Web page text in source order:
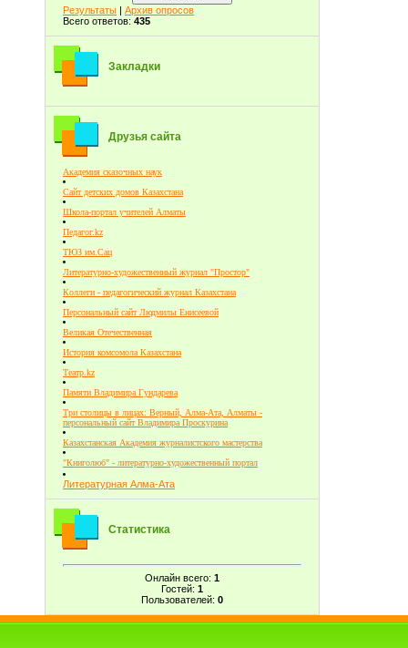
Результаты | Архив опросов
Всего ответов: 435
Закладки
Друзья сайта
Академия сказочных наук
Сайт детских домов Казахстана
Школа-портал учителей Алматы
Педагог.kz
ТЮЗ им.Сац
Литературно-художественный журнал "Простор"
Коллеги - педагогический журнал Казахстана
Персональный сайт Людмилы Енисеевой
Великая Отечественная
История комсомола Казахстана
Театр.kz
Памяти Владимира Гундарева
Три столицы в лицах: Верный, Алма-Ата, Алматы -
персональный сайт Владимира Проскурина
Казахстанская Академия журналистского мастерства
"Книголюб" - литературно-художественный портал
Литературная Алма-Ата
Статистика
Онлайн всего: 1
Гостей: 1
Пользователей: 0